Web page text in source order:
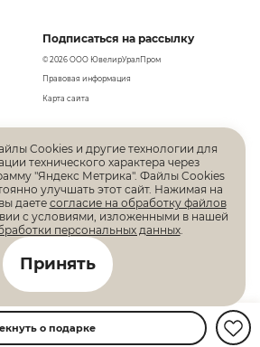
о подарке
Подписаться на рассылку
© 2026 ООО ЮвелирУралПром
Правовая информация
Карта сайта
Информация, размещенная на
не является публичной офертой
Корзина Избранное Вход
Cookies и другие технологии для
технического характера через
"Яндекс Метрика". Файлы Cookies
улучшать этот сайт. Нажимая на
даете согласие на обработку файлов
с условиями, изложенными в нашей
персональных данных.
Принять